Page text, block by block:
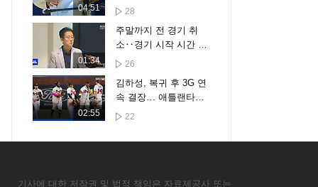
04:51
샘, 박수빈) vs 광주(이
28
01:34
주말까지 전 경기 취
소‥경기 시작 시간 7
시로
26
02:55
김하성, 복귀 후 3G 연
속 결장… 애틀랜타는
파죽의 8연승 [스포타
22
기사에 대한 저작권 및 법적 책임은 자료제공사 또는